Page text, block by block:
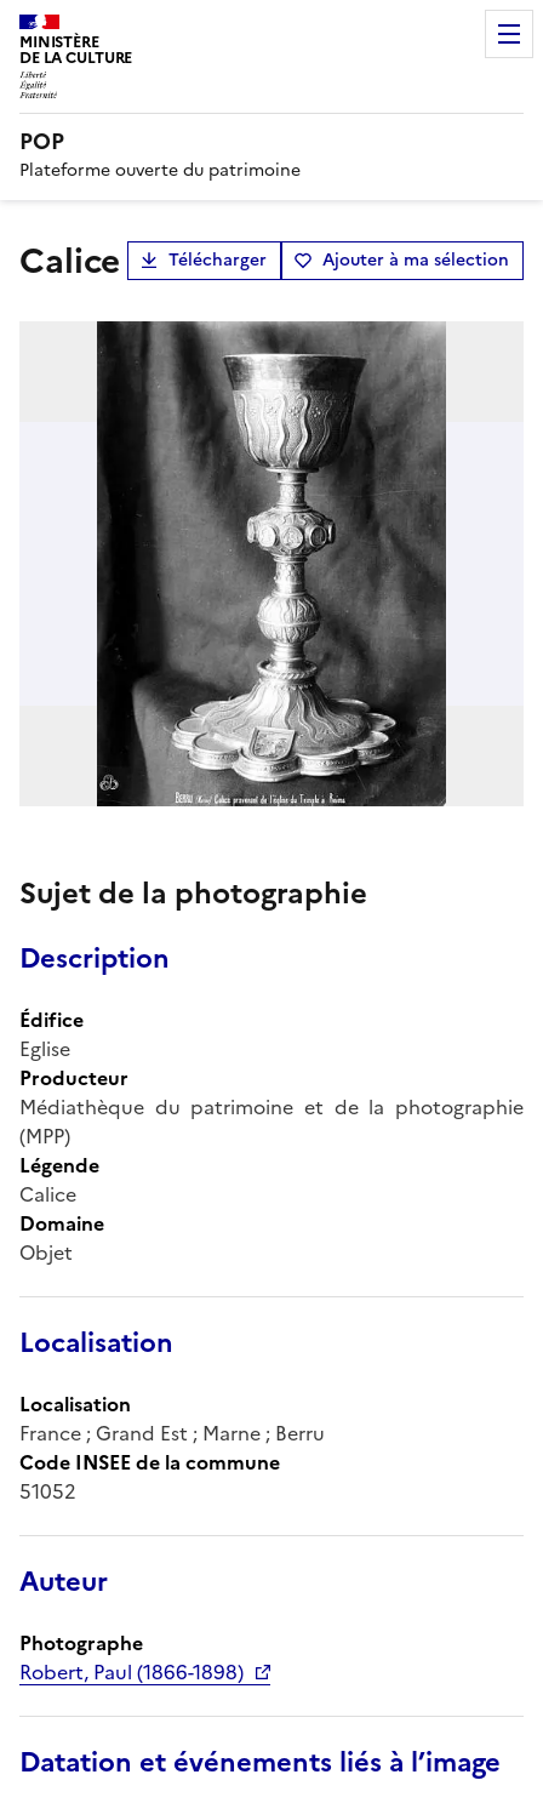
MINISTÈRE
DE LA CULTURE
POP
Plateforme ouverte du patrimoine
Calice Télécharger Ajouter à ma sélection
Sujet de la photographie
Description
Édifice
Eglise
Producteur
Médiathèque du patrimoine et de la photographie
(MPP)
Légende
Calice
Domaine
Objet
Localisation
Localisation
France ; Grand Est ; Marne ; Berru
Code INSEE de la commune
51052
Auteur
Photographe
Robert, Paul (1866-1898)
Datation et événements liés à l’image